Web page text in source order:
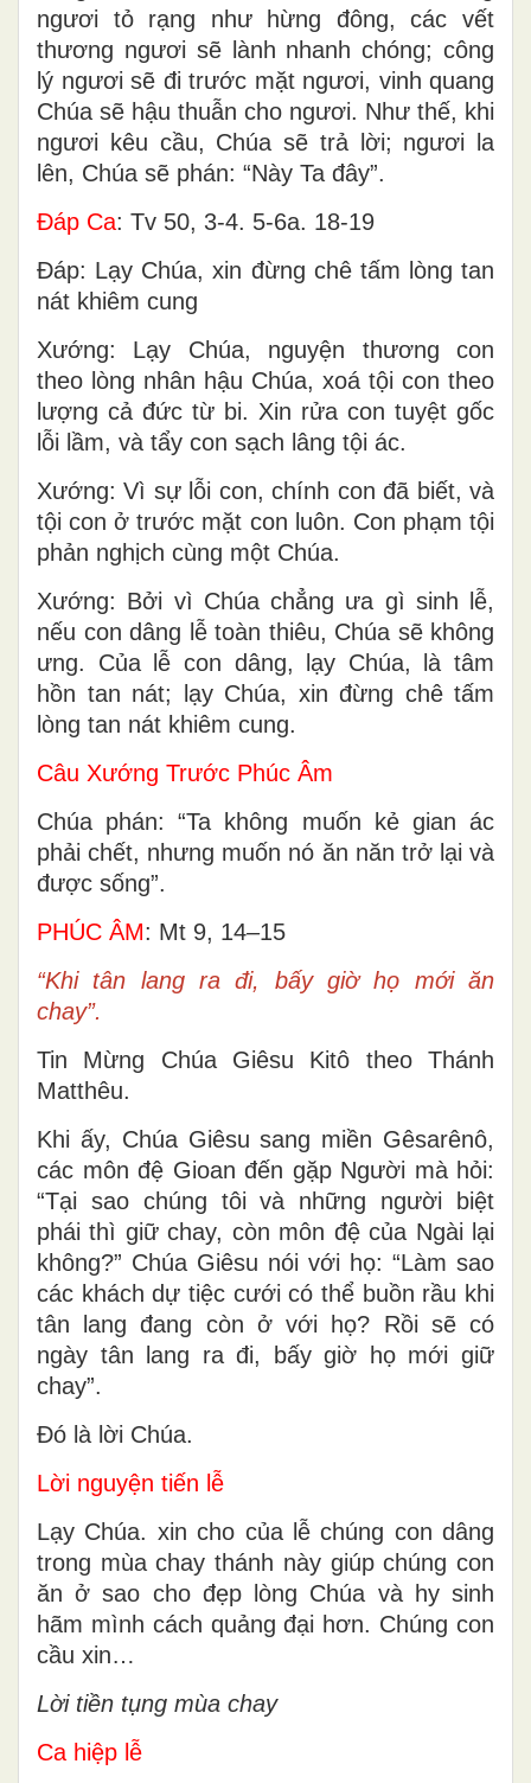
ngươi tỏ rạng như hừng đông, các vết
thương ngươi sẽ lành nhanh chóng; công
lý ngươi sẽ đi trước mặt ngươi, vinh quang
Chúa sẽ hậu thuẫn cho ngươi. Như thế, khi
ngươi kêu cầu, Chúa sẽ trả lời; ngươi la
lên, Chúa sẽ phán: “Này Ta đây”.
Ðáp Ca: Tv 50, 3-4. 5-6a. 18-19
Ðáp: Lạy Chúa, xin đừng chê tấm lòng tan
nát khiêm cung
Xướng: Lạy Chúa, nguyện thương con
theo lòng nhân hậu Chúa, xoá tội con theo
lượng cả đức từ bi. Xin rửa con tuyệt gốc
lỗi lầm, và tẩy con sạch lâng tội ác.
Xướng: Vì sự lỗi con, chính con đã biết, và
tội con ở trước mặt con luôn. Con phạm tội
phản nghịch cùng một Chúa.
Xướng: Bởi vì Chúa chẳng ưa gì sinh lễ,
nếu con dâng lễ toàn thiêu, Chúa sẽ không
ưng. Của lễ con dâng, lạy Chúa, là tâm
hồn tan nát; lạy Chúa, xin đừng chê tấm
lòng tan nát khiêm cung.
Câu Xướng Trước Phúc Âm
Chúa phán: “Ta không muốn kẻ gian ác
phải chết, nhưng muốn nó ăn năn trở lại và
được sống”.
PHÚC ÂM: Mt 9, 14–15
“Khi tân lang ra đi, bấy giờ họ mới ăn
chay”.
Tin Mừng Chúa Giêsu Kitô theo Thánh
Matthêu.
Khi ấy, Chúa Giêsu sang miền Gêsarênô,
các môn đệ Gioan đến gặp Người mà hỏi:
“Tại sao chúng tôi và những người biệt
phái thì giữ chay, còn môn đệ của Ngài lại
không?” Chúa Giêsu nói với họ: “Làm sao
các khách dự tiệc cưới có thể buồn rầu khi
tân lang đang còn ở với họ? Rồi sẽ có
ngày tân lang ra đi, bấy giờ họ mới giữ
chay”.
Ðó là lời Chúa.
Lời nguyện tiến lễ
Lạy Chúa. xin cho của lễ chúng con dâng
trong mùa chay thánh này giúp chúng con
ăn ở sao cho đẹp lòng Chúa và hy sinh
hãm mình cách quảng đại hơn. Chúng con
cầu xin…
Lời tiền tụng mùa chay
Ca hiệp lễ